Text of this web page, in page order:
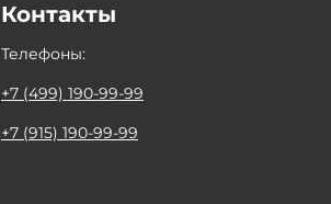
Контакты
Телефоны:
+7 (499) 190-99-99
+7 (915) 190-99-99